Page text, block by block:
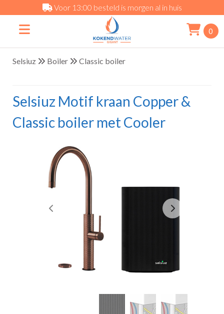
Voor 13:00 besteld is morgen al in huis
0
Selsiuz Boiler Classic boiler
Selsiuz Motif kraan Copper &
Classic boiler met Cooler